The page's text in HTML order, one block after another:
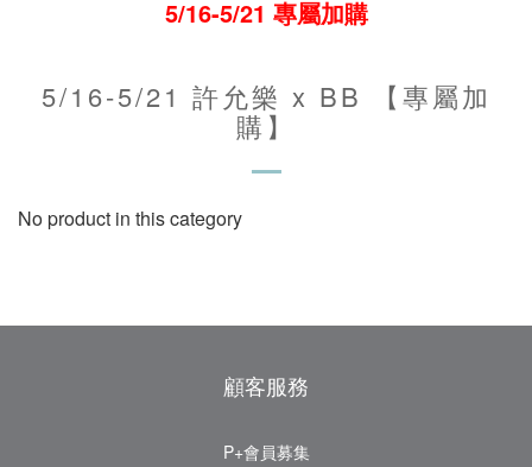
5/16-5/21 專屬加購
5/16-5/21 許允樂 x BB 【專屬加
購】
No product in this category
顧客服務
P+會員募集